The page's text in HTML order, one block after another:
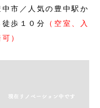
中市／人気の豊中駅か
徒歩１０分
（空室、入
可）